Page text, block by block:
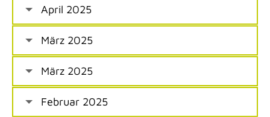
April 2025
März 2025
März 2025
Februar 2025